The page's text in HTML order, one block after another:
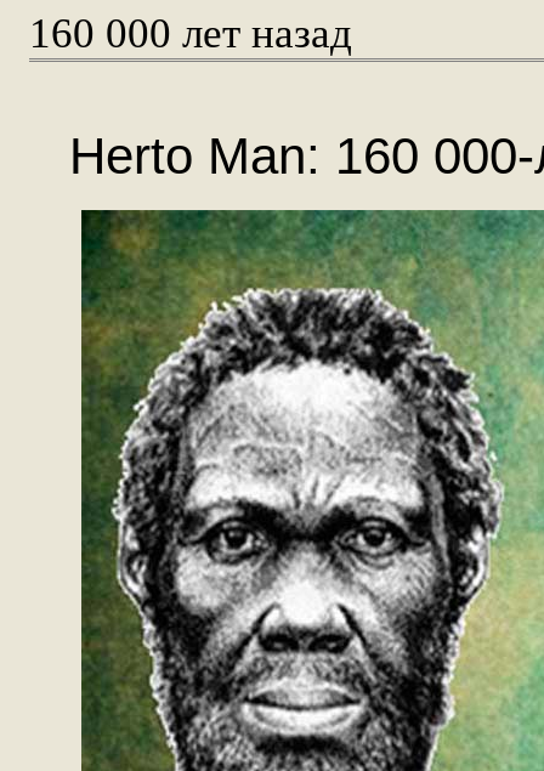
160 000 лет назад
Herto Man: 160